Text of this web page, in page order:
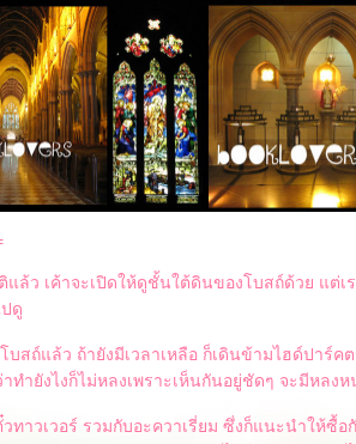
แล้ว เค้าจะเปิดให้ดูชั้นใต้ดินของโบสถ์ด้วย แต่เ
ดู
บสถ์แล้ว ถ้ายังมีเวลาเหลือ ก็เดินข้ามไฮด์ปาร์ค
าทำยังไงก็ไม่หลงเพราะเห็นกันอยู่ชัดๆ จะมีหล
วทาวเวอร์ รวมกับอะควาเรี่ยม ซึ่งก็แนะนำให้ซื้